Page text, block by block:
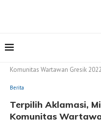
Komunitas Wartawan Gresik
Berita
Terpilih Aklamasi,
Komunitas